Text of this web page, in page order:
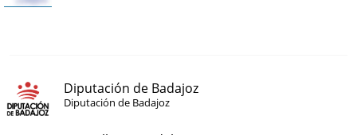
Diputación de Badajoz
Diputación de Badajoz